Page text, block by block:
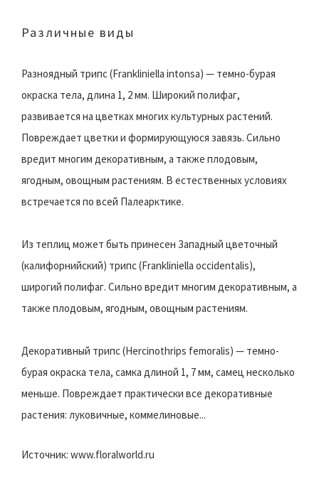
Различные виды
Разноядный трипс (Frankliniella intonsa) — темно-бурая
окраска тела, длина 1, 2 мм. Широкий полифаг,
развивается на цветках многих культурных растений.
Повреждает цветки и формирующуюся завязь. Сильно
вредит многим декоративным, а также плодовым,
ягодным, овощным растениям. В естественных условиях
встречается по всей Палеарктике.
Из теплиц может быть принесен Западный цветочный
(калифорнийский) трипс (Frankliniella occidentalis),
широгий полифаг. Сильно вредит многим декоративным, а
также плодовым, ягодным, овощным растениям.
Декоративный трипc (Hercinothrips femoralis) — темно-
бурая окраска тела, самка длиной 1, 7 мм, самец несколько
меньше. Повреждает практически все декоративные
растения: луковичные, коммелиновые...
Источник: www.floralworld.ru